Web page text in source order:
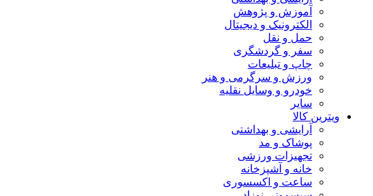
آموزش و پژوهش
الکترونیک و دیجیتال
حمل و نقل
سفر و گردشگری
چاپ و تبلیعات
ورزش و سرگرمی و هنر
خودرو و وسایل نقلیه
سایر
ویترین کالا
آرایشی و بهداشتی
پوشاک و مد
تجهیزات ورزشی
خانه و آشپزخانه
ساعت و اکسسوری